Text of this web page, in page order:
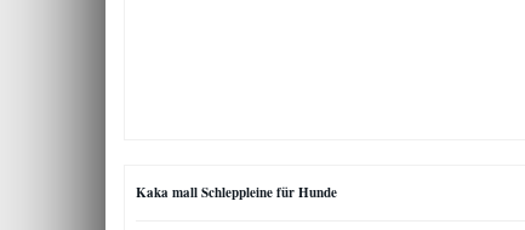
Kaka mall Schleppleine für Hunde